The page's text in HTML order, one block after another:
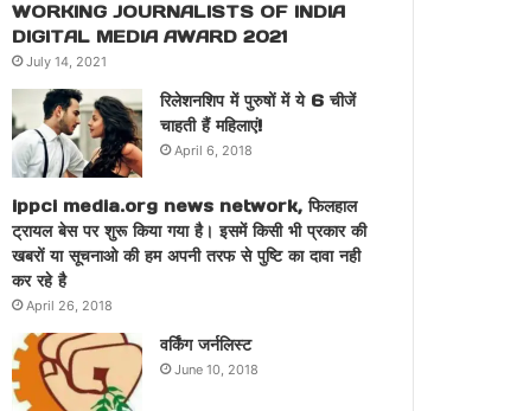
WORKING JOURNALISTS OF INDIA
DIGITAL MEDIA AWARD 2021
July 14, 2021
रिलेशनशिप में पुरुषों में ये 6 चीजें
चाहती हैं महिलाएं!
April 6, 2018
ippci media.org news network, फिलहाल
ट्रायल बेस पर शुरू किया गया है। इसमें किसी भी प्रकार की
खबरों या सूचनाओ की हम अपनी तरफ से पुष्टि का दावा नही
कर रहे है
April 26, 2018
वर्किंग जर्नलिस्ट
June 10, 2018